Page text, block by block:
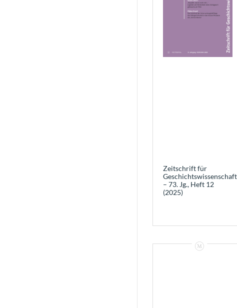
Zeitschrift für
Geschichtswissenschaft
– 73. Jg., Heft 12
(2025)